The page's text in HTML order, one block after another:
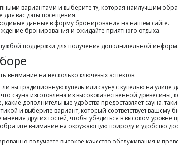
вариантами и выберите ту, которая наилучшим
для вас даты посещения.
данные в форму бронирования на нашем сайте.
бронирования и ожидайте приятного отдыха.
поддержки для получения дополнительной
внимание на несколько ключевых аспектов:
ли вы традиционную купель или сауну с купелью на
что сауна изготовлена из высококачественной
какие дополнительные удобства предоставляет сауна,
и выберите вариант, который соответствует вашему
мнения других гостей, чтобы убедиться в высоком уровне
внимание на окружающую природу и удобство
получаете высокое качество обслуживания и